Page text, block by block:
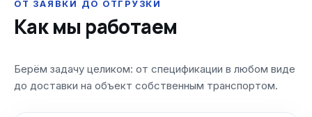
ОТ ЗАЯВКИ ДО ОТГРУЗКИ
Как мы работаем
Берём задачу целиком: от спецификации в любом виде
до доставки на объект собственным транспортом.